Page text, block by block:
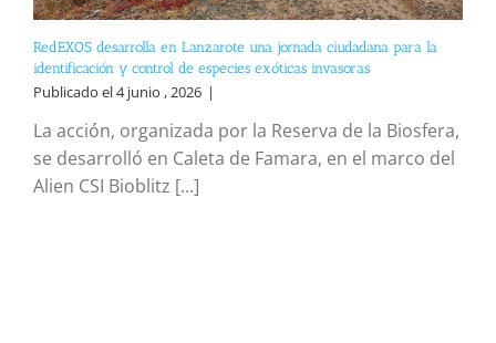
RedEXOS desarrolla en Lanzarote una jornada ciudadana para la
identificación y control de especies exóticas invasoras
Publicado el 4 junio , 2026 |
La acción, organizada por la Reserva de la Biosfera,
se desarrolló en Caleta de Famara, en el marco del
Alien CSI Bioblitz [...]